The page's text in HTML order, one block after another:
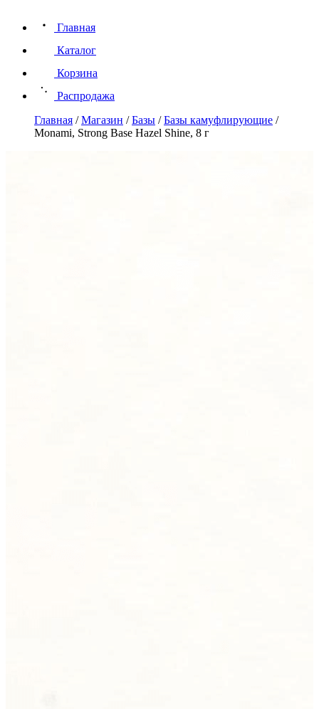
Главная
Каталог
Корзина
Распродажа
Главная /Магазин /Базы /Базы камуфлирующие /
Monami, Strong Вase Hazel Shine, 8 г